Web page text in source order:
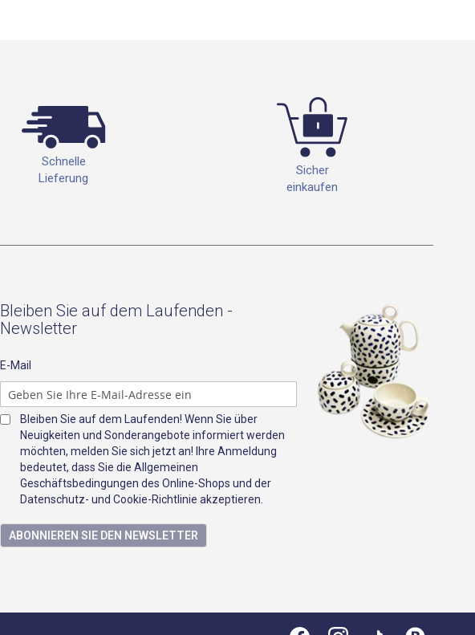
Schnelle
Lieferung
Sicher
einkaufen
Bleiben Sie auf dem Laufenden -
Newsletter
E-Mail
Bleiben Sie auf dem Laufenden! Wenn Sie über
Neuigkeiten und Sonderangebote informiert werden
möchten, melden Sie sich jetzt an! Ihre Anmeldung
bedeutet, dass Sie die Allgemeinen
Geschäftsbedingungen des Online-Shops und der
Datenschutz- und Cookie-Richtlinie akzeptieren.
ABONNIEREN SIE DEN NEWSLETTER